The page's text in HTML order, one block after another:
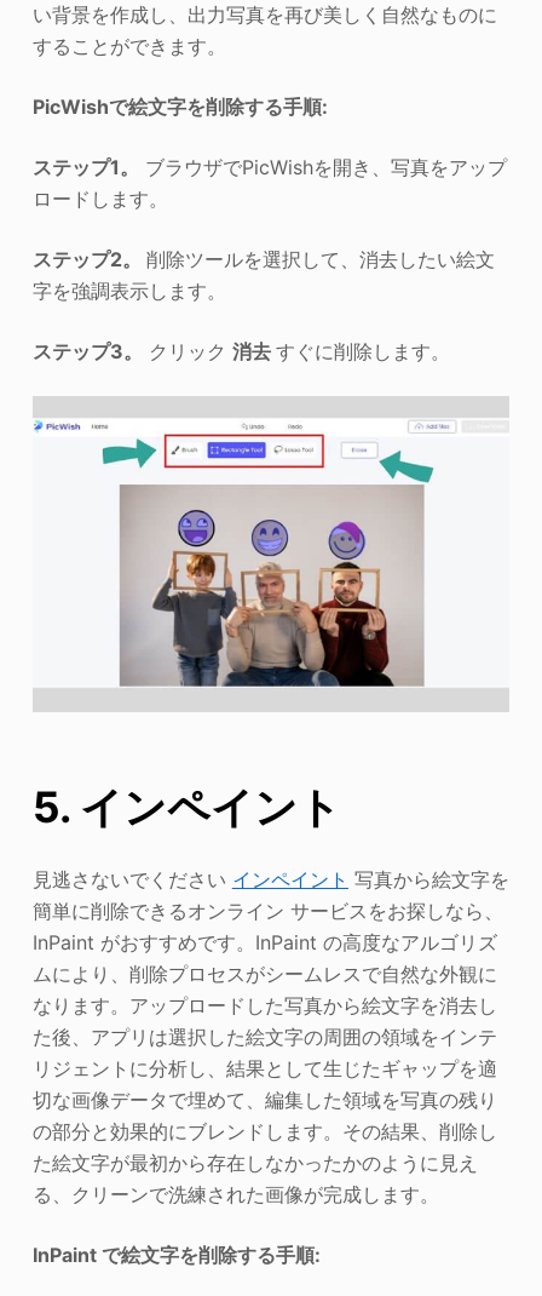
い背景を作成し、出力写真を再び美しく自然なものに
することができます。
PicWishで絵文字を削除する手順:
ステップ1。
ブラウザでPicWishを開き、写真をアップ
ロードします。
ステップ2。 削除ツールを選択して、消去したい絵文
字を強調表示します。
ステップ3。 クリック 消去 すぐに削除します。
5. インペイント
見逃さないでください インペイント 写真から絵文字を
簡単に削除できるオンライン サービスをお探しなら、
InPaint がおすすめです。InPaint の高度なアルゴリズ
ムにより、削除プロセスがシームレスで自然な外観に
なります。アップロードした写真から絵文字を消去し
た後、アプリは選択した絵文字の周囲の領域をインテ
リジェントに分析し、結果として生じたギャップを適
切な画像データで埋めて、編集した領域を写真の残り
の部分と効果的にブレンドします。その結果、削除し
た絵文字が最初から存在しなかったかのように見え
る、クリーンで洗練された画像が完成します。
InPaint で絵文字を削除する手順: